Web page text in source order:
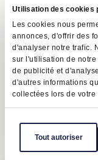
Utilisation des cookies
Les cookies nous
annonces, d'offrir des
d'analyser notre trafic.
sur l'utilisation de
de publicité et
d'autres informations
collectées lors de
Tout autoriser
Conditions d'utilisation
Copyright © 2026 | Raffi